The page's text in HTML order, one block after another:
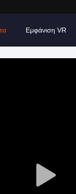
Εμφάνιση VR
Play